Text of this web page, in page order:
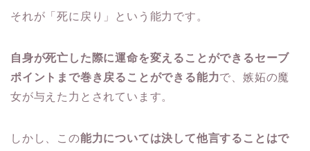
それが「死に戻り」という能力です。
自身が死亡した際に運命を変えることができるセーブ
ポイントまで巻き戻ることができる能力で、嫉妬の魔
女が与えた力とされています。
しかし、この能力については決して他言することはで